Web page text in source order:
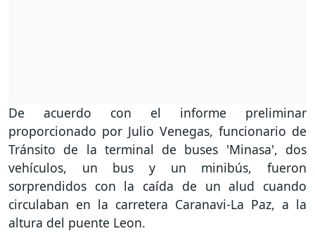
De acuerdo con el informe preliminar
proporcionado por Julio Venegas, funcionario de
Tránsito de la terminal de buses 'Minasa', dos
vehículos, un bus y un minibús, fueron
sorprendidos con la caída de un alud cuando
circulaban en la carretera Caranavi-La Paz, a la
altura del puente Leon.